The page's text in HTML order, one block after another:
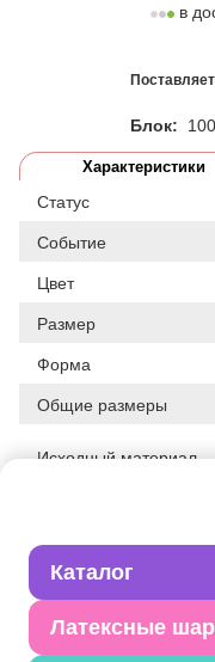
Каталог
Латексные
в
Блок:
Характеристики
Статус
Событие
Цвет
Размер
Форма
Общие размеры
Исходный материал
Вес
Описание товара
Одноцветный шар из